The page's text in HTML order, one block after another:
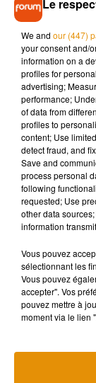
Si certains
climatique
perturbations
phénomène.
climatique,
différente : on va
crues, et des
précipitations. »
plutôt fraîches,
normes de
l’ensemble du
de mai
printemps ne
Centre a tout de
« Après
devrait avoir un
Le
We and our (447)
your consent and/
information on a
profiles for
advertising;
performance;
of data from
profiles to
content; Use
detect fraud, and
Save and
process personal
following
requested; Use
other data
information
Vous pouvez
sélectionnant les
Vous pouvez
accepter". Vos
pouvez mettre à
moment via le lien